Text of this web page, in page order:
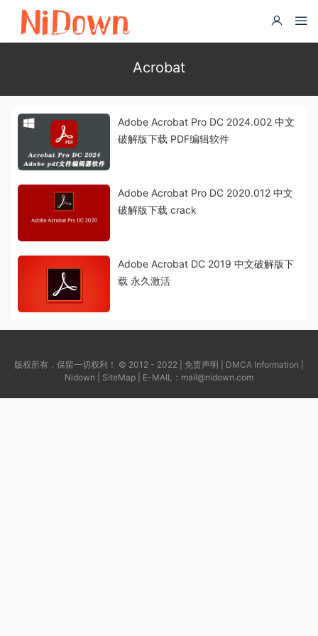
Acrobat
Adobe Acrobat Pro DC 2024.002 中文
破解版下载 PDF编辑软件
Adobe Acrobat Pro DC 2020.012 中文
破解版下载 crack
Adobe Acrobat DC 2019 中文破解版下
载 永久激活
版权所有，保留一切权利！ © 2012 - 2022 | 免责声明 DMCA Information
Nidown
SiteMap | E-MAIL： mail@nidown.com